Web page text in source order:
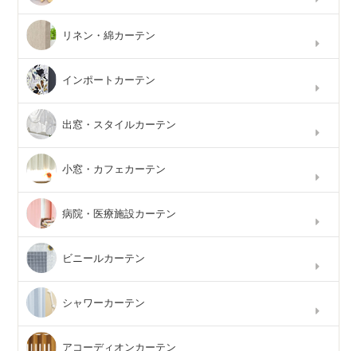
リネン・綿カーテン
インポートカーテン
出窓・スタイルカーテン
小窓・カフェカーテン
病院・医療施設カーテン
ビニールカーテン
シャワーカーテン
アコーディオンカーテン